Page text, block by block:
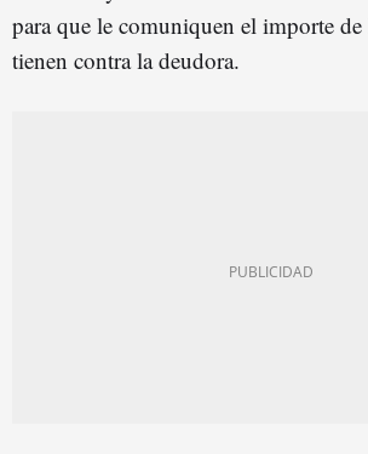
para que le comuniquen el importe
tienen contra la deudora.